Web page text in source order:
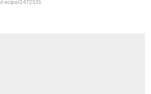
2472531